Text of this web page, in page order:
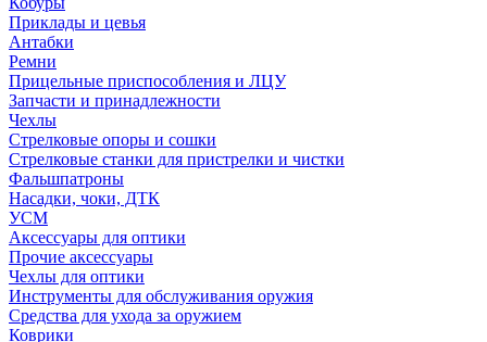
Приклады и цевья
Антабки
Ремни
Прицельные приспособления и ЛЦУ
Запчасти и принадлежности
Чехлы
Стрелковые опоры и сошки
Стрелковые станки для пристрелки и чистки
Фальшпатроны
Насадки, чоки, ДТК
УСМ
Аксессуары для оптики
Прочие аксессуары
Чехлы для оптики
Инструменты для обслуживания оружия
Средства для ухода за оружием
Коврики